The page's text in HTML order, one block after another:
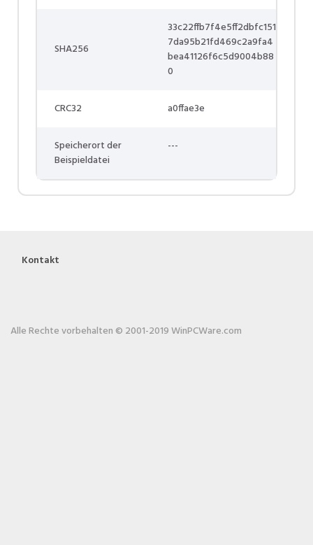
SHA256
33c22ffb7f4e5ff2dbfc151
7da95b21fd469c2a9fa4
bea41126f6c5d9004b88
0
CRC32 a0ffae3e
Speicherort der
Beispieldatei
---
Kontakt
Alle Rechte vorbehalten © 2001-2019 WinPCWare.com